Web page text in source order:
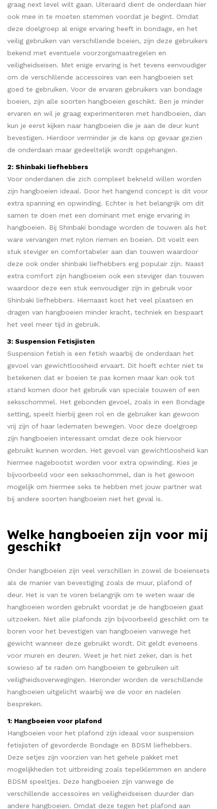
graag next level wilt gaan. Uiteraard dient de onderdaan hier
ook mee in te moeten stemmen voordat je begint. Omdat
deze doelgroep al enige ervaring heeft in bondage, en het
veilig gebruiken van verschillende boeien, zijn deze gebruikers
bekend met eventuele voorzorgsmaatregelen en
veiligheidseisen. Met enige ervaring is het tevens eenvoudiger
om de verschillende accessoires van een hangboeien set
goed te gebruiken. Voor de ervaren gebruikers van bondage
boeien, zijn alle soorten hangboeien geschikt. Ben je minder
ervaren en wil je graag experimenteren met handboeien, dan
kun je eerst kijken naar hangboeien die je aan de deur kunt
bevestigen. Hierdoor verminder je de kans op gevaar gezien
de onderdaan maar gedeeltelijk wordt opgehangen.
2: Shinbaki liefhebbers
Voor onderdanen die zich compleet bekneld willen worden
zijn hangboeien ideaal. Door het hangend concept is dit voor
extra spanning en opwinding. Echter is het belangrijk om dit
samen te doen met een dominant met enige ervaring in
hangboeien. Bij Shinbaki bondage worden de touwen als het
ware vervangen met nylon riemen en boeien. Dit voelt een
stuk steviger en comfortabeler aan dan touwen waardoor
deze ook onder shinbaki liefhebbers erg populair zijn. Naast
extra comfort zijn hangboeien ook een steviger dan touwen
waardoor deze een stuk eenvoudiger zijn in gebruik voor
Shinbaki liefhebbers. Hiernaast kost het veel plaatsen en
dragen van hangboeien minder kracht, techniek en bespaart
het veel meer tijd in gebruik.
3: Suspension Fetisjisten
Suspension fetish is een fetish waarbij de onderdaan het
gevoel van gewichtloosheid ervaart. Dit hoeft echter niet te
betekenen dat er boeien te pas komen maar kan ook tot
stand komen door het gebruik van speciale touwen of een
seksschommel. Het gebonden gevoel, zoals in een Bondage
setting, speelt hierbij geen rol en de gebruiker kan gewoon
vrij zijn of haar ledematen bewegen. Voor deze doelgroep
zijn hangboeien interessant omdat deze ook hiervoor
gebruikt kunnen worden. Het gevoel van gewichtloosheid kan
hiermee nagebootst worden voor extra opwinding. Kies je
bijvoorbeeld voor een seksschommel, dan is het gewoon
mogelijk om hiermee seks te hebben met jouw partner wat
bij andere soorten hangboeien niet het geval is.
Welke hangboeien zijn voor mij
geschikt
Onder hangboeien zijn veel verschillen in zowel de boeiensets
als de manier van bevestiging zoals de muur, plafond of
deur. Het is van te voren belangrijk om te weten waar de
hangboeien worden gebruikt voordat je de hangboeien gaat
uitzoeken. Niet alle plafonds zijn bijvoorbeeld geschikt om te
boren voor het bevestigen van hangboeien vanwege het
gewicht wanneer deze gebruikt wordt. Dit geldt eveneens
voor muren en deuren. Weet je het niet zeker, dan is het
sowieso af te raden om hangboeien te gebruiken uit
veiligheidsoverwegingen. Hieronder worden de verschillende
hangboeien uitgelicht waarbij we de voor en nadelen
bespreken.
1: Hangboeien voor plafond
Hangboeien voor het plafond zijn ideaal voor suspension
fetisjisten of gevorderde Bondage en BDSM liefhebbers.
Deze setjes zijn voorzien van het gehele pakket met
mogelijkheden tot uitbreiding zoals tepelklemmen en andere
BDSM speeltjes. Deze hangboeien zijn vanwege de
verschillende accessoires en veiligheidseisen duurder dan
andere hangboeien. Omdat deze tegen het plafond aan